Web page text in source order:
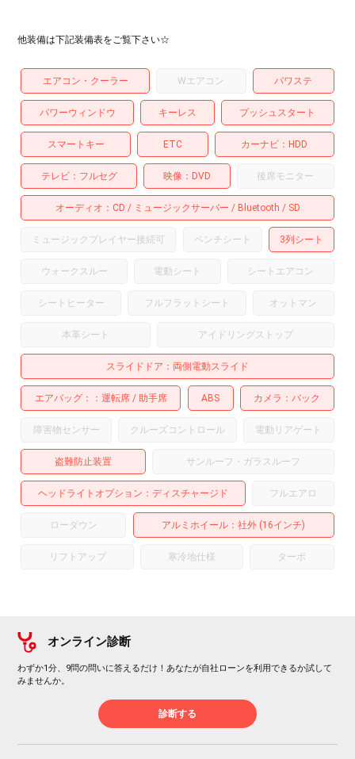
他装備は下記装備表をご覧下さい☆
エアコン・クーラー Wエアコン パワステ
パワーウィンドウ キーレス プッシュスタート
スマートキー ETC カーナビ HDD
テレビ フルセグ 映像 DVD 後席モニター
オーディオ CD ミュージックサーバー Bluetooth SD
ミュージックプレイヤー接続可 ベンチシート 3列シート
ウォークスルー 電動シート シートエアコン
シートヒーター フルフラットシート オットマン
本革シート アイドリングストップ
スライドドア 両側電動スライド
エアバッグ： 運転席 助手席 ABS カメラ バック
障害物センサー クルーズコントロール 電動リアゲート
盗難防止装置 サンルーフ・ガラスルーフ
ヘッドライトオプション ディスチャージド フルエアロ
ローダウン アルミホイール ：社外 (16インチ)
リフトアップ 寒冷地仕様 ターボ
オンライン診断
わずか1分、9問の問いに答えるだけ！あなたが自社ローンを利用できるか試して
みませんか。
診断する